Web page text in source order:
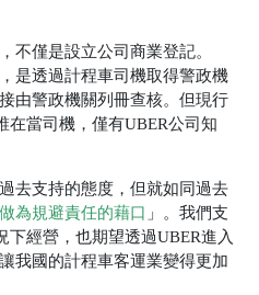
不僅是設立公司商業登記。
是透過計程車司機取得警政機
由警政機關列冊查核。但現行
在當司機，僅有UBER公司知
去支持的態度，但就如同過去
為規避責任的藉口 」。我們支
下經營，也期望透過UBER進入
我國的計程車客運業變得更加